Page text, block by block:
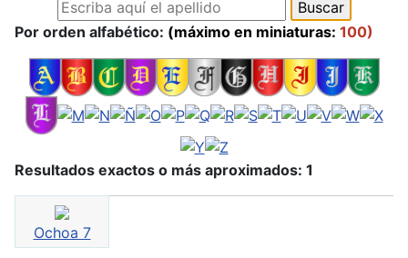
Por orden alfabético: (máximo en miniaturas: 100)
Resultados exactos o más aproximados: 1
Ochoa 7